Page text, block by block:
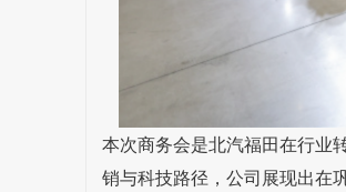
本次商务会是北汽福田在行业
销与科技路径，公司展现出在